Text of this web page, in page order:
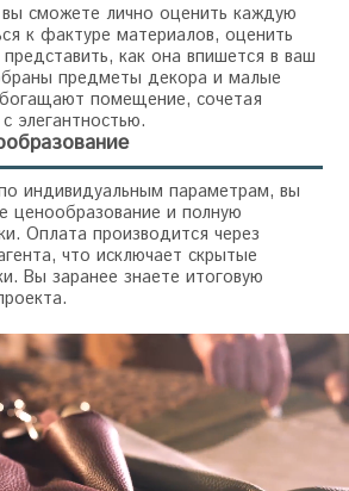
сможете лично оценить каждую
к фактуре материалов, оценить
как она впишется в ваш
предметы декора и малые
помещение, сочетая
элегантностью.
индивидуальным параметрам, вы
ценообразование и полную
Оплата производится через
что исключает скрытые
Вы заранее знаете итоговую